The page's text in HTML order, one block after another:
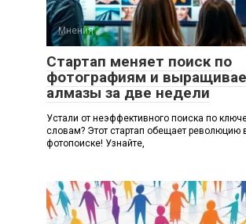
Мнения
Стартап меняет поиск по
фотографиям и
алмазы за две недели
Устали от неэффективного поиска по
словам? Этот стартап обещает революцию
фотопоиске! Узнайте,